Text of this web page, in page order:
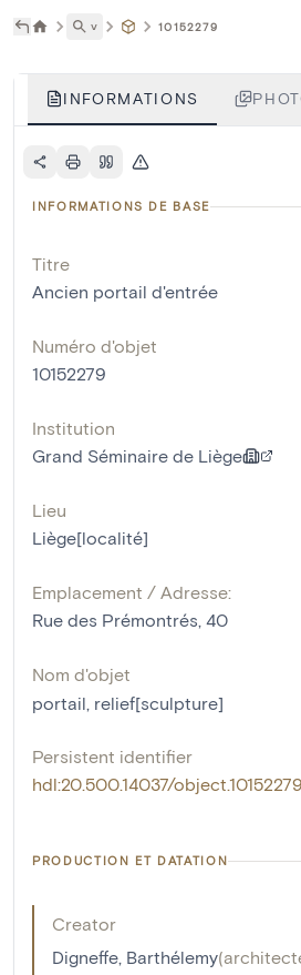
˅ 10152279
INFORMATIONS
INFORMATIONS DE BASE
Titre
Ancien portail d'entrée
Numéro d'objet
10152279
Institution
Grand Séminaire de Liège
Lieu
Liège[localité]
Emplacement / Adresse:
Rue des Prémontrés, 40
Nom d'objet
portail, relief[sculpture]
Persistent identifier
hdl:20.500.14037/object.10152279
PRODUCTION ET DATATION
Creator
Digneffe, Barthélemy(